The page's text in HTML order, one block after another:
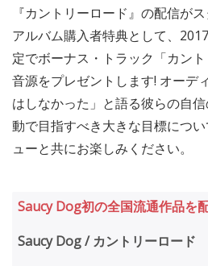
『カントリーロード』の配信が
アルバム購入者特典として、
定でボーナス・トラック「カン
音源をプレゼントします! オーデ
はしなかった」と語る彼らの自
動で目指すべき大きな目標につ
ューと共にお楽しみください。
Saucy Dog初の全国流通作品を
Saucy Dog / カントリーロード